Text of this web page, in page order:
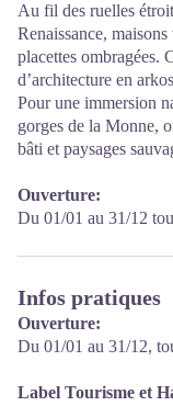
Au fil des ruelles
Renaissance,
placettes ombragées.
d’architecture en
Pour une immersion
gorges de la Monne,
bâti et paysages
Ouverture:
Du 01/01 au 31/12
Infos pratiques
Ouverture:
Du 01/01 au 31/12,
Label Tourisme et